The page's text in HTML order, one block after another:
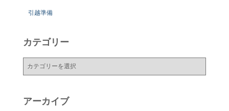
引越準備
カテゴリー
ー
アーカイブ